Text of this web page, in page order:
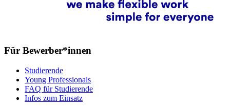
Für Bewerber*innen
Studierende
Young Professionals
FAQ für Studierende
Infos zum Einsatz